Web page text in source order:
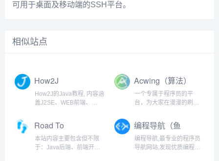
可用于桌面及移动端的SSH平台。
相似站点
How2J
How2J的Java教程, 内容涵
盖J2SE、WEB前端、
和视频讲解的学习方式为
Java职业生涯打下坚实的
基础
Acwing（算法）
一个专属于程序员的平
台，为大家在漫漫的刷题
答
Road To
Coding（程序
🐏）
本站内容主要包含但不限
于：Java后端、前端开
编程导航（鱼
皮）
编程导航,最专业的程序员
导航网站,发现优质编程学